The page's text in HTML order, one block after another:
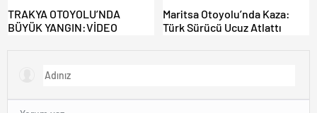
TRAKYA OTOYOLU’NDA
BÜYÜK YANGIN:VİDEO
Maritsa Otoyolu’nda Kaza:
Türk Sürücü Ucuz Atlattı